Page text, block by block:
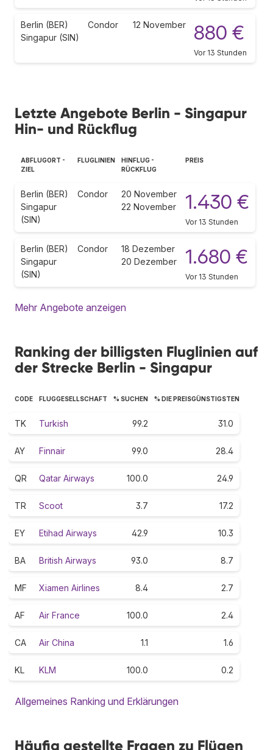
Berlin (BER)
Singapur (SIN)
Condor 12 November 880 €
Vor 13 Stunden
Letzte Angebote Berlin - Singapur
Hin- und Rückflug
ABFLUGORT -
ZIEL
FLUGLINIEN
HINFLUG -
RÜCKFLUG
PREIS
Berlin (BER)
Singapur
(SIN)
Condor
20 November
22 November
1.430 €
Vor 13 Stunden
Berlin (BER)
Singapur
(SIN)
Condor
18 Dezember
20 Dezember
1.680 €
Vor 13 Stunden
Mehr Angebote anzeigen
Ranking der billigsten Fluglinien auf
der Strecke Berlin - Singapur
CODE FLUGGESELLSCHAFT % SUCHEN % DIE PREISGÜNSTIGSTEN
TK Turkish 99.2 31.0
AY Finnair 99.0 28.4
QR Qatar Airways 100.0 24.9
TR Scoot 3.7 17.2
EY Etihad Airways 42.9 10.3
BA British Airways 93.0 8.7
MF Xiamen Airlines 8.4 2.7
AF Air France 100.0 2.4
CA Air China 1.1 1.6
KL KLM 100.0 0.2
Allgemeines Ranking und Erklärungen
Häufig gestellte Fragen zu Flügen